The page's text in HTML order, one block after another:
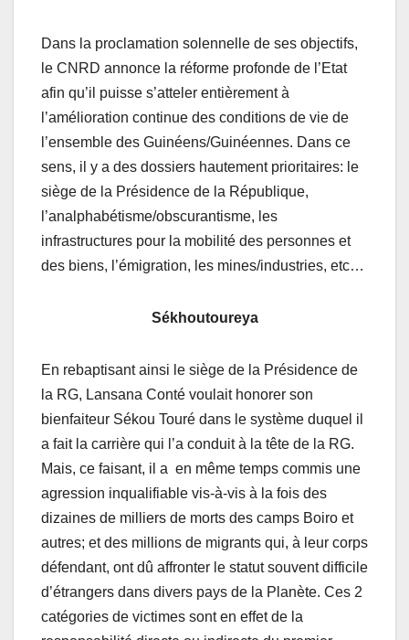
Dans la proclamation solennelle de ses objectifs,
le CNRD annonce la réforme profonde de l’Etat
afin qu’il puisse s’atteler entièrement à
l’amélioration continue des conditions de vie de
l’ensemble des Guinéens/Guinéennes. Dans ce
sens, il y a des dossiers hautement prioritaires: le
siège de la Présidence de la République,
l’analphabétisme/obscurantisme, les
infrastructures pour la mobilité des personnes et
des biens, l’émigration, les mines/industries, etc…
Sékhoutoureya
En rebaptisant ainsi le siège de la Présidence de
la RG, Lansana Conté voulait honorer son
bienfaiteur Sékou Touré dans le système duquel il
a fait la carrière qui l’a conduit à la tête de la RG.
Mais, ce faisant, il a en même temps commis une
agression inqualifiable vis-à-vis à la fois des
dizaines de milliers de morts des camps Boiro et
autres; et des millions de migrants qui, à leur corps
défendant, ont dû affronter le statut souvent difficile
d’étrangers dans divers pays de la Planète. Ces 2
catégories de victimes sont en effet de la